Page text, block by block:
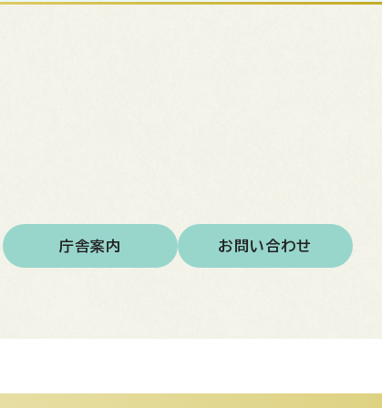
庁舎案内 お問い合わせ